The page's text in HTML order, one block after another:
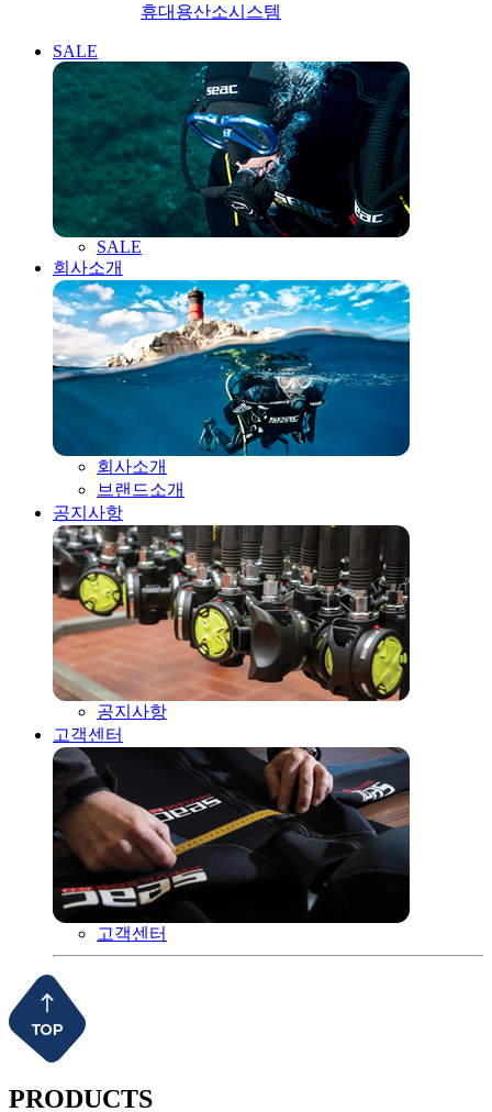
휴대용산소시스템
SALE
SALE
회사소개
회사소개
브랜드소개
공지사항
공지사항
고객센터
고객센터
PRODUCTS